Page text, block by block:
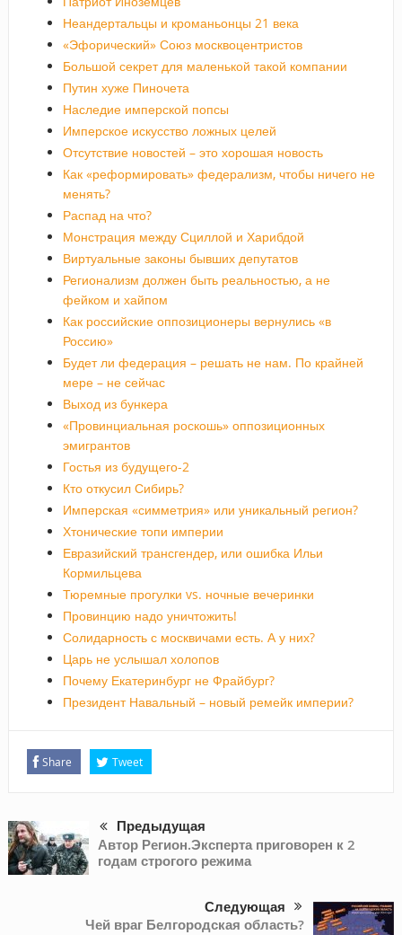
Неандертальцы и кроманьонцы 21 века
«Эфорический» Союз москвоцентристов
Большой секрет для маленькой такой компании
Путин хуже Пиночета
Наследие имперской попсы
Имперское искусство ложных целей
Отсутствие новостей – это хорошая новость
Как «реформировать» федерализм, чтобы ничего не
менять?
Распад на что?
Монстрация между Сциллой и Харибдой
Виртуальные законы бывших депутатов
Регионализм должен быть реальностью, а не
фейком и хайпом
Как российские оппозиционеры вернулись «в
Россию»
Будет ли федерация – решать не нам. По крайней
мере – не сейчас
Выход из бункера
«Провинциальная роскошь» оппозиционных
эмигрантов
Гостья из будущего-2
Кто откусил Сибирь?
Имперская «симметрия» или уникальный регион?
Хтонические топи империи
Евразийский трансгендер, или ошибка Ильи
Кормильцева
Тюремные прогулки vs. ночные вечеринки
Провинцию надо уничтожить!
Солидарность с москвичами есть. А у них?
Царь не услышал холопов
Почему Екатеринбург не Фрайбург?
Президент Навальный – новый ремейк империи?
Share Tweet
Предыдущая
Автор Регион.Эксперта приговорен к 2
годам строгого режима
Следующая
Чей враг Белгородская область?